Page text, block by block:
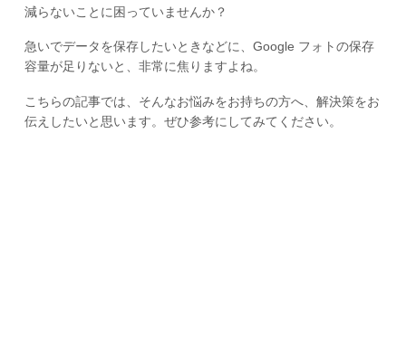
減らないことに困っていませんか？
急いでデータを保存したいときなどに、Google フォトの保存
容量が足りないと、非常に焦りますよね。
こちらの記事では、そんなお悩みをお持ちの方へ、解決策をお
伝えしたいと思います。ぜひ参考にしてみてください。